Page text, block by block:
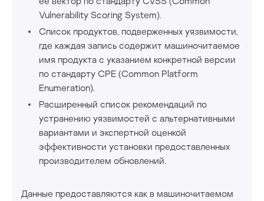
Vulnerability Scoring System).
Список продуктов, подверженных уязвимости,
где каждая запись содержит машиночитаемое
имя продукта с указанием конкретной версии
по стандарту CPE (Common Platform
Enumeration).
Расширенный список рекомендаций по
устранению уязвимостей с альтернативными
вариантами и экспертной оценкой
эффективности установки предоставленных
производителем обновлений.
Данные предоставляются как в машиночитаемом